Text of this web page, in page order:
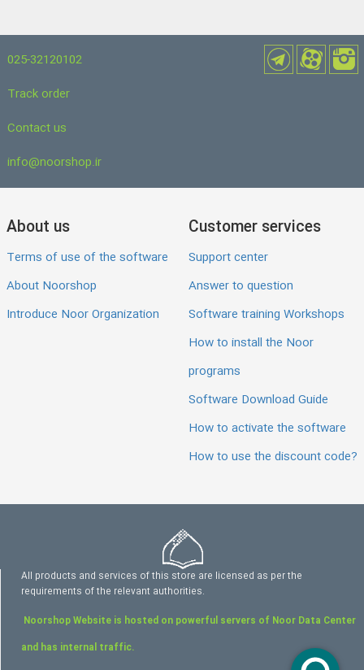
025-32120102
Track order
Contact us
info@noorshop.ir
About us
Terms of use of the software
About Noorshop
Introduce Noor Organization
Customer services
Support center
Answer to question
Software training Workshops
How to install the Noor
programs
Software Download Guide
How to activate the software
How to use the discount code?
All products and services of this store are licensed as per the
requirements of the relevant authorities.
Noorshop Website is hosted on powerful servers of Noor Data Center
and has internal traffic.